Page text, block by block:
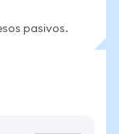
pasivos.